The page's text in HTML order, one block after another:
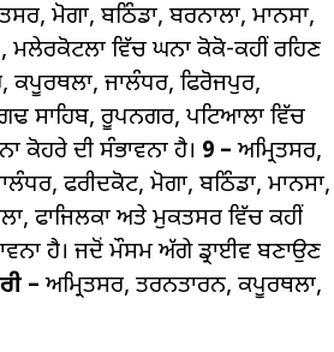
ਮੋਗਾ, ਬਠਿੰਡਾ, ਬਰਨਾਲਾ, ਮਾਨਸਾ,
ਵਿੱਚ ਘਨਾ ਕੋਕੋ-ਕਹੀਂ ਰਹਿਣ
ਕਪੂਰਥਲਾ, ਜਾਲੰਧਰ, ਫਿਰੋਜਪੁਰ,
ਸਾਹਿਬ, ਰੂਪਨਗਰ, ਪਟਿਆਲਾ ਵਿੱਚ
ਕੋਹਰੇ ਦੀ ਸੰਭਾਵਨਾ ਹੈ। 9 – ਅਮ੍ਰਿਤਸਰ,
ਫਰੀਦਕੋਟ, ਮੋਗਾ, ਬਠਿੰਡਾ, ਮਾਨਸਾ,
ਫਾਜਿਲਕਾ ਅਤੇ ਮੁਕਤਸਰ ਵਿੱਚ ਕਹੀਂ
ਹੈ। ਜਦੋਂ ਮੌਸਮ ਅੱਗੇ ਡ੍ਰਾਈਵ ਬਣਾਉਣ
– ਅਮ੍ਰਿਤਸਰ, ਤਰਨਤਾਰਨ, ਕਪੂਰਥਲਾ,